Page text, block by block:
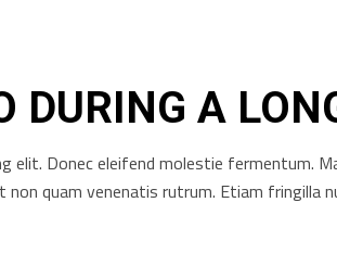
DURING A
elit. Donec eleifend molestie fermentum.
quam venenatis rutrum. Etiam fringilla